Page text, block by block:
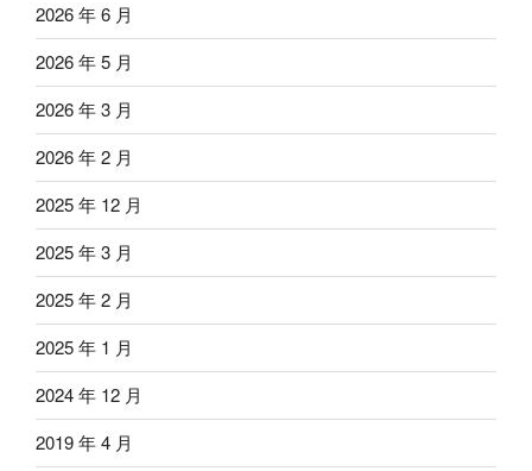
2026 年 6 月
2026 年 5 月
2026 年 3 月
2026 年 2 月
2025 年 12 月
2025 年 3 月
2025 年 2 月
2025 年 1 月
2024 年 12 月
2019 年 4 月